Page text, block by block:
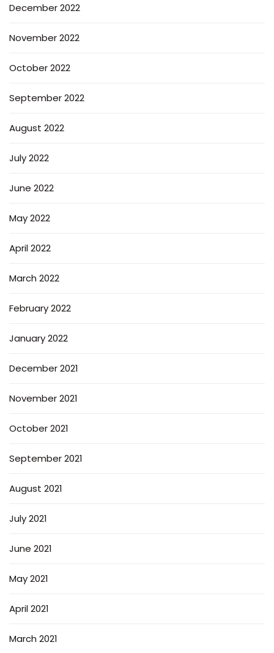
December 2022
November 2022
October 2022
September 2022
August 2022
July 2022
June 2022
May 2022
April 2022
March 2022
February 2022
January 2022
December 2021
November 2021
October 2021
September 2021
August 2021
July 2021
June 2021
May 2021
April 2021
March 2021